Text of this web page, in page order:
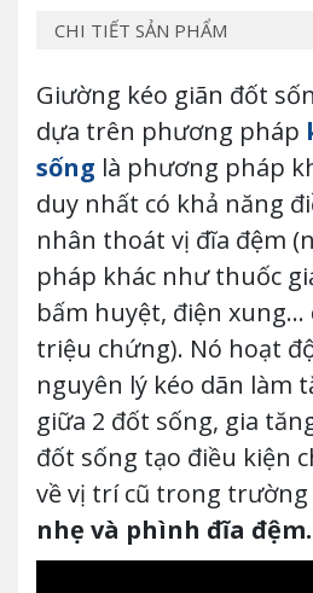
CHI TIẾT SẢN PHẨM
Giường kéo giãn đốt
dựa trên phương pháp
sống là phương pháp
duy nhất có khả năng
nhân thoát vị đĩa đệm
pháp khác như thuốc
bấm huyệt, điện xung…
triệu chứng). Nó hoạt
nguyên lý kéo dãn làm
giữa 2 đốt sống, gia
đốt sống tạo điều kiện
về vị trí cũ trong
nhẹ và phình đĩa đệm.